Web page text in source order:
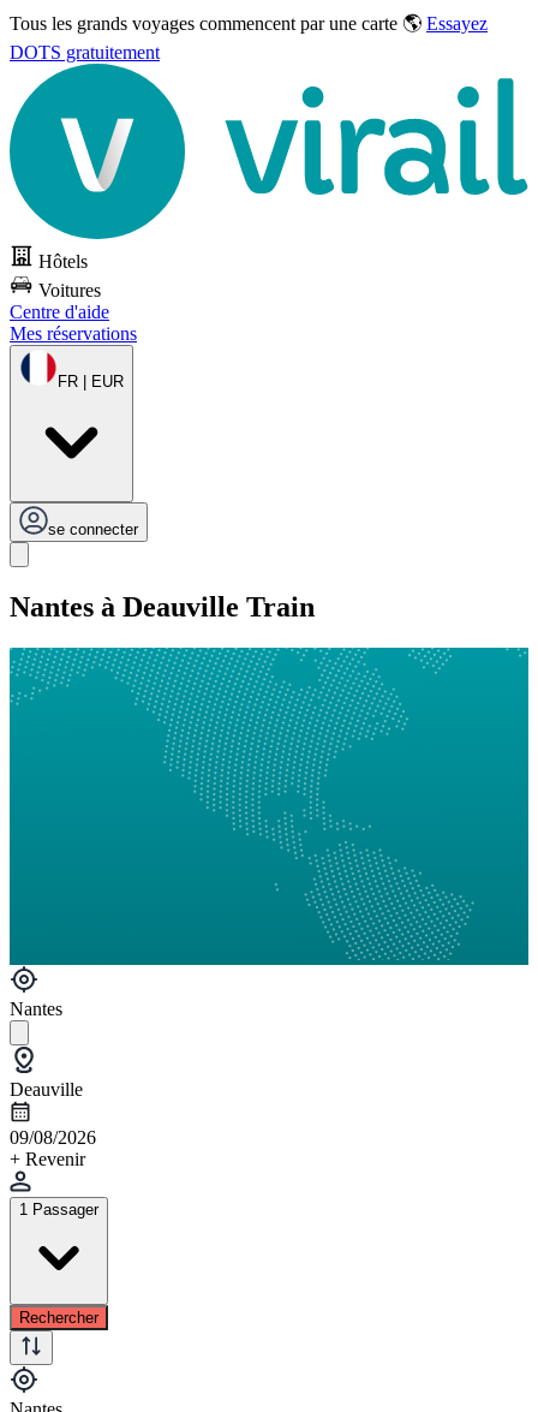
Tous les grands voyages commencent par une carte 🌎 Essayez
DOTS gratuitement
Hôtels
Voitures
Centre d'aide
Mes réservations
FR | EUR
se connecter
Nantes à Deauville Train
Nantes
Deauville
09/08/2026
+ Revenir
1 Passager
Rechercher